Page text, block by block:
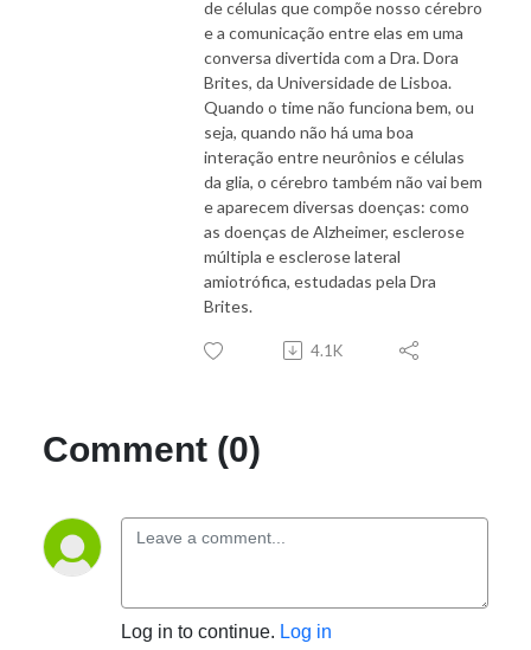
de células que compõe nosso cérebro
e a comunicação entre elas em uma
conversa divertida com a Dra. Dora
Brites, da Universidade de Lisboa.
Quando o time não funciona bem, ou
seja, quando não há uma boa
interação entre neurônios e células
da glia, o cérebro também não vai bem
e aparecem diversas doenças: como
as doenças de Alzheimer, esclerose
múltipla e esclerose lateral
amiotrófica, estudadas pela Dra
Brites.
4.1K
Comment (0)
Log in to continue. Log in